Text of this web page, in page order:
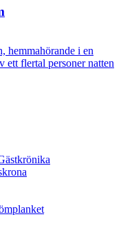
hemmahörande i en
ett flertal personer natten
planket